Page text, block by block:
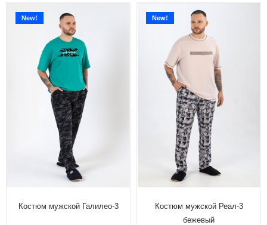
New!
Костюм мужской Галилео-3
New!
Костюм мужской Реал-3
бежевый